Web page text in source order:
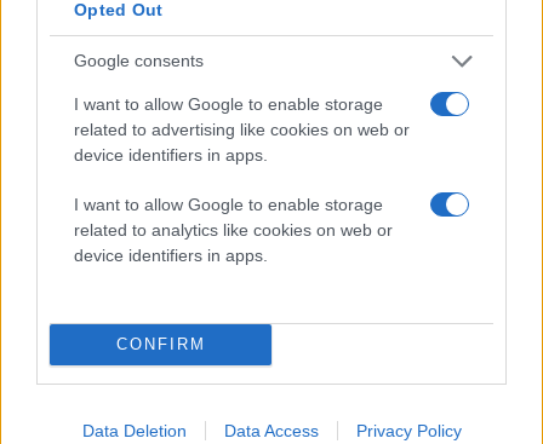
Opted Out
Google consents
I want to allow Google to enable storage
related to advertising like cookies on web or
device identifiers in apps.
I want to allow Google to enable storage
related to analytics like cookies on web or
device identifiers in apps.
CONFIRM
Data Deletion Data Access Privacy Policy